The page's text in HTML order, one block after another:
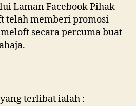
Laman Facebook Pihak
telah memberi promosi
secara percuma buat
terlibat ialah :